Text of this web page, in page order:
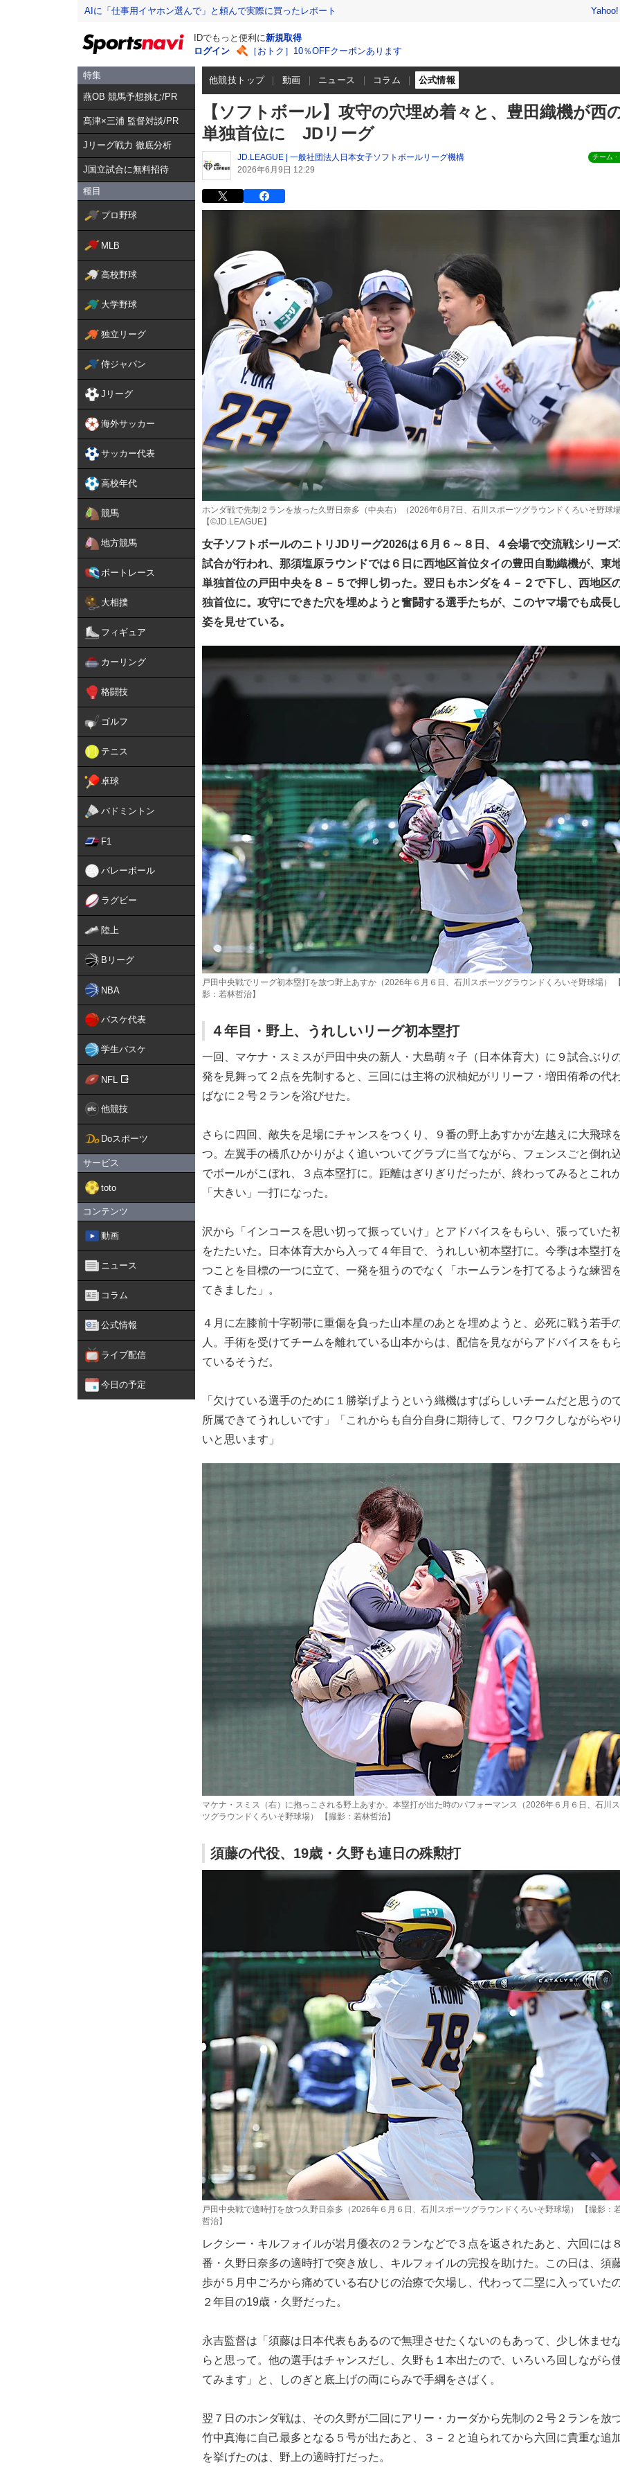
AIに「仕事用イヤホン選んで」と頼んで実際に買ったレポート
IDでもっと便利に新規取得
ログイン
［おトク］10％OFFクーポンあります
特集
燕OB 競馬予想挑む/PR
髙津×三浦 監督対談/PR
Jリーグ戦力 徹底分析
J国立試合に無料招待
種目
プロ野球
MLB
高校野球
大学野球
独立リーグ
侍ジャパン
Jリーグ
海外サッカー
サッカー代表
高校年代
競馬
地方競馬
ボートレース
大相撲
フィギュア
カーリング
格闘技
ゴルフ
テニス
卓球
バドミントン
F1
バレーボール
ラグビー
陸上
Bリーグ
NBA
バスケ代表
学生バスケ
NFL
他競技
Doスポーツ
サービス
toto
コンテンツ
動画
ニュース
コラム
公式情報
ライブ配信
今日の予定
他競技トップ 動画 ニュース コラム 公式情報
【ソフトボール】攻守の穴埋め着々と、豊田織機が西
単独首位に JDリーグ
JD.LEAGUE | 一般社団法人日本女子ソフトボールリーグ機構
2026年6月9日 12:29
チーム
ホンダ戦で先制２ランを放った久野日奈多（中央右）（2026年6月7日、石川スポーツグラウンドくろいそ野球
【©JD.LEAGUE】
女子ソフトボールのニトリJDリーグ2026は６月６～８日、４会場で交流戦シリーズ
試合が行われ、那須塩原ラウンドでは６日に西地区首位タイの豊田自動織機が、東
単独首位の戸田中央を８－５で押し切った。翌日もホンダを４－２で下し、西地区
独首位に。攻守にできた穴を埋めようと奮闘する選手たちが、このヤマ場でも成長
姿を見せている。
戸田中央戦でリーグ初本塁打を放つ野上あすか（2026年６月６日、石川スポーツグラウンドくろいそ野球場）
影：若林哲治】
４年目・野上、うれしいリーグ初本塁打
一回、マケナ・スミスが戸田中央の新人・大島萌々子（日本体育大）に９試合ぶり
発を見舞って２点を先制すると、三回には主将の沢柚妃がリリーフ・増田侑希の代
ばなに２号２ランを浴びせた。
さらに四回、敵失を足場にチャンスをつくり、９番の野上あすかが左越えに大飛球
つ。左翼手の橋爪ひかりがよく追いついてグラブに当てながら、フェンスごと倒れ
でボールがこぼれ、３点本塁打に。距離はぎりぎりだったが、終わってみるとこれ
「大きい」一打になった。
沢から「インコースを思い切って振っていけ」とアドバイスをもらい、張っていた
をたたいた。日本体育大から入って４年目で、うれしい初本塁打に。今季は本塁打
つことを目標の一つに立て、一発を狙うのでなく「ホームランを打てるような練習
てきました」。
４月に左膝前十字靭帯に重傷を負った山本星のあとを埋めようと、必死に戦う若手
人。手術を受けてチームを離れている山本からは、配信を見ながらアドバイスをも
ているそうだ。
「欠けている選手のために１勝挙げようという織機はすばらしいチームだと思うの
所属できてうれしいです」「これからも自分自身に期待して、ワクワクしながらや
いと思います」
マケナ・スミス（右）に抱っこされる野上あすか。本塁打が出た時のパフォーマンス（2026年６月６日、石川
ツグラウンドくろいそ野球場） 【撮影：若林哲治】
須藤の代役、19歳・久野も連日の殊勲打
戸田中央戦で適時打を放つ久野日奈多（2026年６月６日、石川スポーツグラウンドくろいそ野球場） 【撮影：
哲治】
レクシー・キルフォイルが岩月優衣の２ランなどで３点を返されたあと、六回には
番・久野日奈多の適時打で突き放し、キルフォイルの完投を助けた。この日は、須
歩が５月中ごろから痛めている右ひじの治療で欠場し、代わって二塁に入っていた
２年目の19歳・久野だった。
永吉監督は「須藤は日本代表もあるので無理させたくないのもあって、少し休ませ
らと思って。他の選手はチャンスだし、久野も１本出たので、いろいろ回しながら
てみます」と、しのぎと底上げの両にらみで手綱をさばく。
翌７日のホンダ戦は、その久野が二回にアリー・カーダから先制の２号２ランを放
竹中真海に自己最多となる５号が出たあと、３－２と迫られてから六回に貴重な追
を挙げたのは、野上の適時打だった。